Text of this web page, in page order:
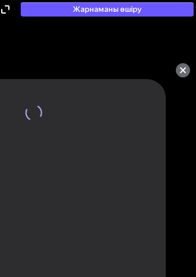
Жарнаманы өшіру
50+ топ ойындар, олармен